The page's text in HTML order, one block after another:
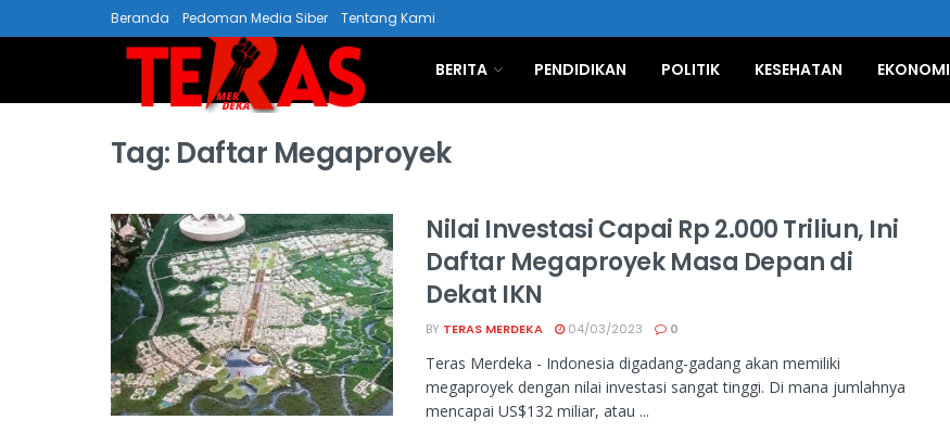
Beranda Pedoman Media Siber Tentang Kami
BERITA PENDIDIKAN POLITIK KESEHATAN EKONOMI
Tag: Daftar Megaproyek
Nilai Investasi Capai Rp 2.000 Triliun, Ini
Daftar Megaproyek Masa Depan di
Dekat IKN
BY TERAS MERDEKA 04/03/2023 0
Teras Merdeka - Indonesia digadang-gadang akan memiliki
megaproyek dengan nilai investasi sangat tinggi. Di mana jumlahnya
mencapai US$132 miliar, atau ...